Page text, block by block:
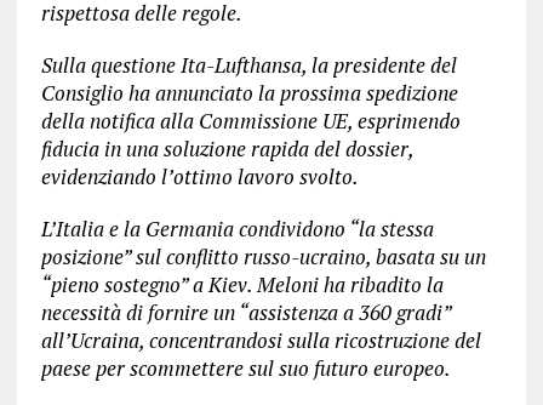
rispettosa delle regole.
Sulla questione Ita-Lufthansa, la presidente del
Consiglio ha annunciato la prossima spedizione
della notifica alla Commissione UE, esprimendo
fiducia in una soluzione rapida del dossier,
evidenziando l’ottimo lavoro svolto.
L’Italia e la Germania condividono “la stessa
posizione” sul conflitto russo-ucraino, basata su un
“pieno sostegno” a Kiev. Meloni ha ribadito la
necessità di fornire un “assistenza a 360 gradi”
all’Ucraina, concentrandosi sulla ricostruzione del
paese per scommettere sul suo futuro europeo.